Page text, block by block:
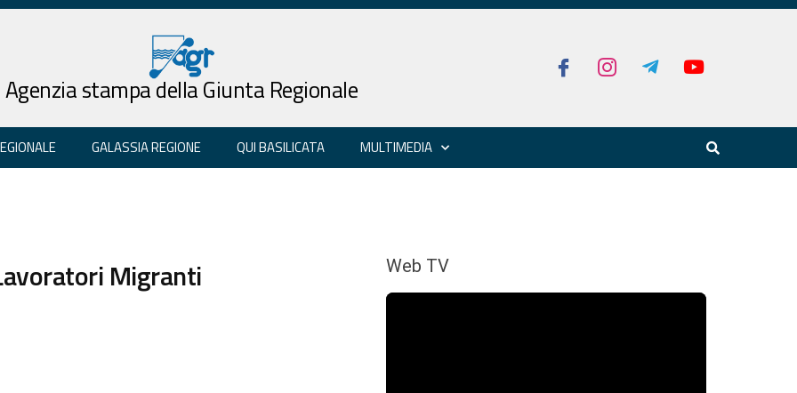
Agenzia stampa della Giunta Regionale
GALASSIA REGIONE QUI BASILICATA MULTIMEDIA
Migranti Web TV